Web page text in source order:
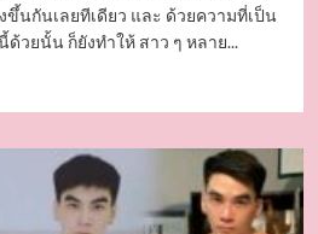
นกันเลยทีเดียว และ ด้วยความที่เป็น
วยนั้น ก็ยังทำให้ สาว ๆ หลาย...